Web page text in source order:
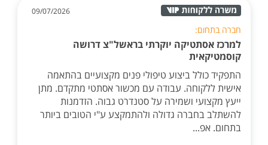
09/07/2026
חברה בתחום:
למרכז אסתטיקה יוקרתי בראשל"צ דרושה
קוסמטיקאית
התפקיד כולל ביצוע טיפולי פנים מקצועיים בהתאמה
אישית ללקוחה. עבודה עם מכשור אסתטי מתקדם. מתן
ייעץ מקצועי ושמירה על סטנדרט גבוה. הזדמנות
להשתלב בחברה גדולה ולהתמקצע ע"י הטובים ביותר
בתחום. אפ...